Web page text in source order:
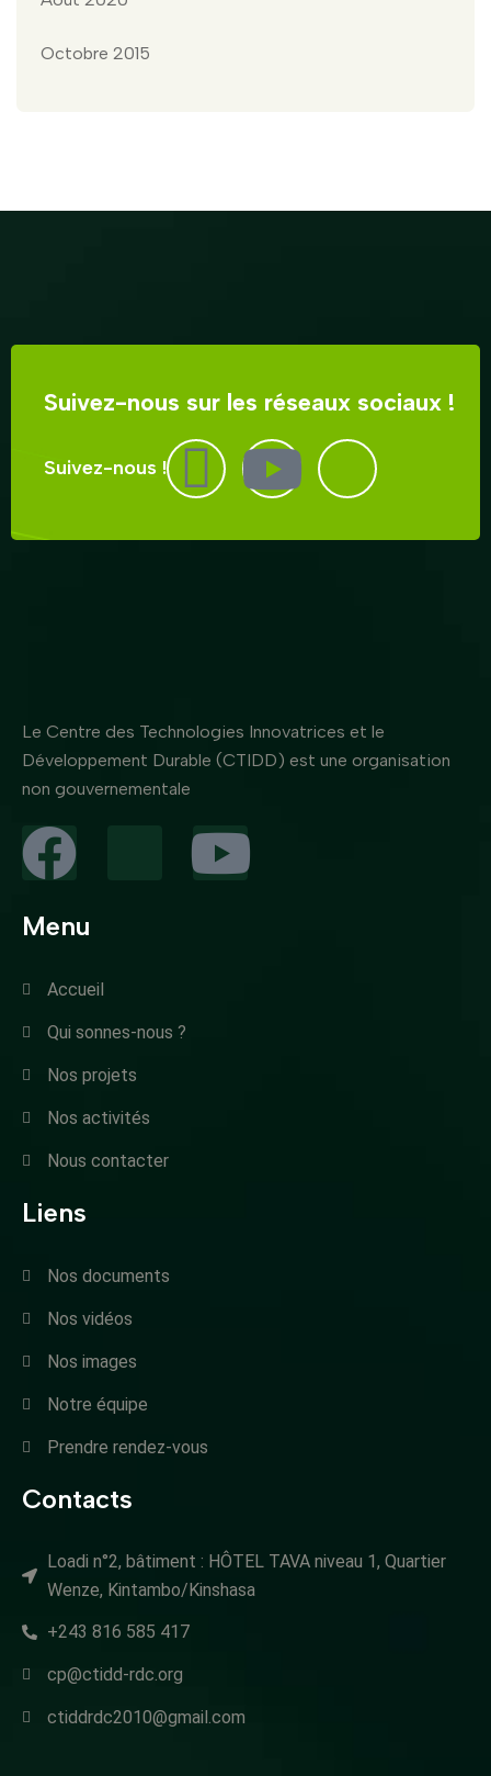
Octobre 2015
Suivez-nous sur les réseaux sociaux !
Suivez-nous !
Le Centre des Technologies Innovatrices et le
Développement Durable (CTIDD) est une organisation
non gouvernementale
Menu
Accueil
Qui sonnes-nous ?
Nos projets
Nos activités
Nous contacter
Liens
Nos documents
Nos vidéos
Nos images
Notre équipe
Prendre rendez-vous
Contacts
Loadi n°2, bâtiment : HÔTEL TAVA niveau 1, Quartier
Wenze, Kintambo/Kinshasa
+243 816 585 417
cp@ctidd-rdc.org
ctiddrdc2010@gmail.com